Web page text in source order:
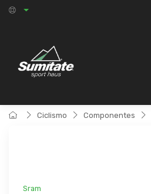
Ciclismo Componentes
Sram